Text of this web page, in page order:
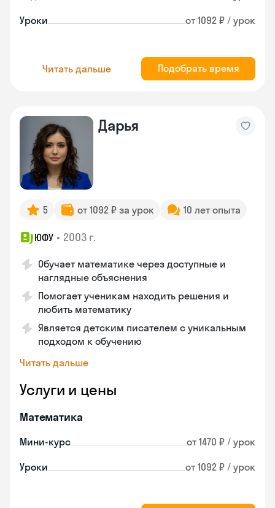
Уроки от 1092 ₽ / урок
Читать дальше Подобрать время
Дарья
5 от 1092 ₽ за урок 10 лет опыта
ЮФУ • 2003 г.
Обучает математике через доступные и
наглядные объяснения
Помогает ученикам находить решения и
любить математику
Является детским писателем с уникальным
подходом к обучению
Читать дальше
Услуги и цены
Математика
Мини-курс от 1470 ₽ / урок
Уроки от 1092 ₽ / урок